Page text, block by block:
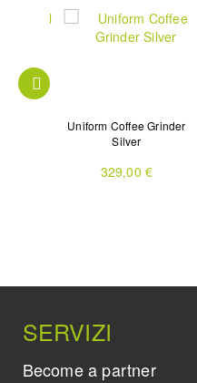
Uniform Coffee Grinder
Silver
329,00 €
SERVIZI
Become a partner